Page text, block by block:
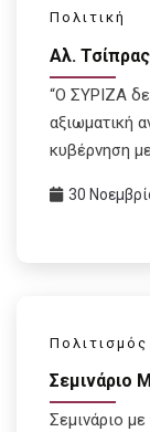
Πολιτική
Αλ.
“O ΣΥΡΙΖΑ
αξιωματική
κυβέρνηση με
30
Πολιτισμός
Σεμινάριο
Σεμινάριο